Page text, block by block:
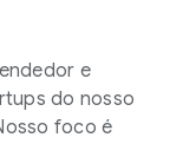
e
do nosso
foco é